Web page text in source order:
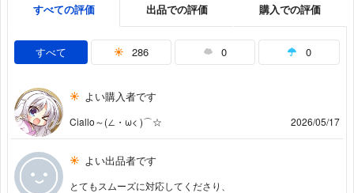
すべての評価 出品での評価 購入での評価
すべて 286 0 0
よい購入者です
Ciallo～(∠・ω< )⌒☆ 2026/05/17
よい出品者です
とてもスムーズに対応してくださり、